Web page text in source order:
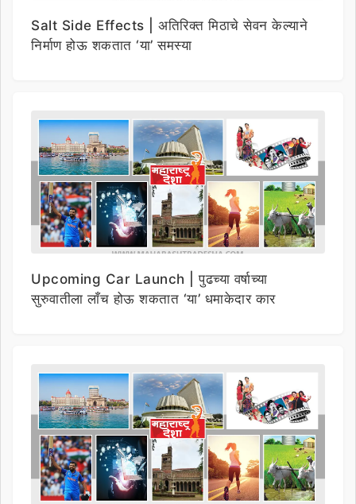
Salt Side Effects | अतिरिक्त मिठाचे सेवन केल्याने
निर्माण होऊ शकतात ‘या’ समस्या
Upcoming Car Launch | पुढच्या वर्षाच्या
सुरुवातीला लाँच होऊ शकतात ‘या’ धमाकेदार कार